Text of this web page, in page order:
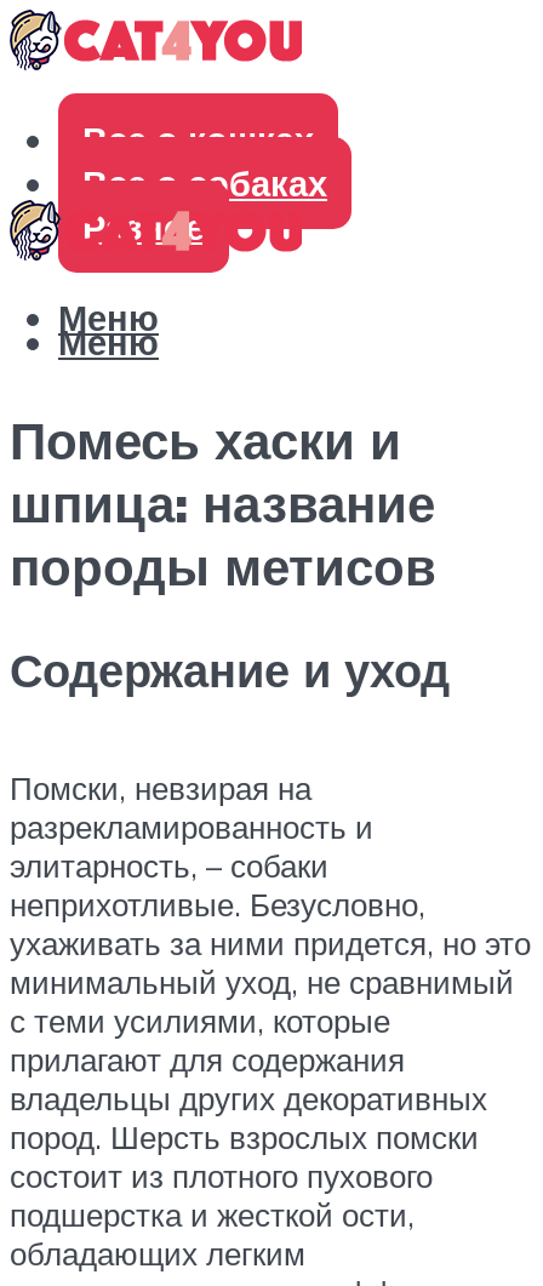
Все о кошках
Все о собаках
Разное
Меню
Меню
Помесь хаски и
шпица: название
породы метисов
Содержание и уход
Помски, невзирая на
разрекламированность и
элитарность, – собаки
неприхотливые. Безусловно,
ухаживать за ними придется, но это
минимальный уход, не сравнимый
с теми усилиями, которые
прилагают для содержания
владельцы других декоративных
пород. Шерсть взрослых помски
состоит из плотного пухового
подшерстка и жесткой ости,
обладающих легким